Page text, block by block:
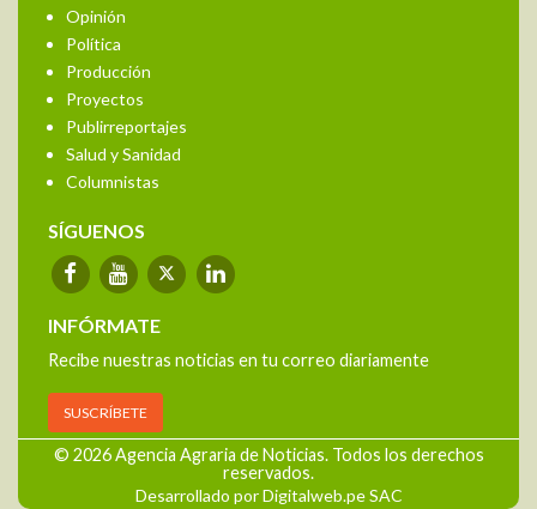
Opinión
Política
Producción
Proyectos
Publirreportajes
Salud y Sanidad
Columnistas
SÍGUENOS
INFÓRMATE
Recibe nuestras noticias en tu correo diariamente
SUSCRÍBETE
© 2026 Agencia Agraria de Noticias. Todos los derechos
reservados.
Desarrollado por Digitalweb.pe SAC